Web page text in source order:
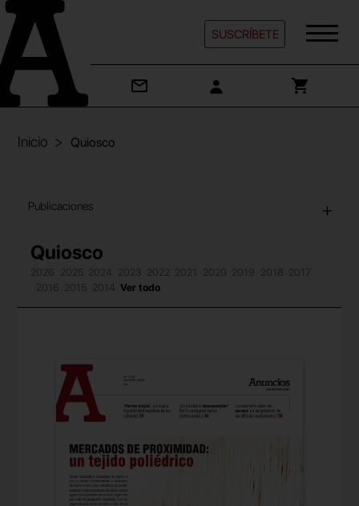
SUSCRÍBETE
Inicio Quiosco
Quiosco
2026 2025 2024 2023 2022 2021 2020 2019 2018
2017
2016
2015 2014 Ver todo
Publicaciones